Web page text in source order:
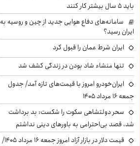
باید ۵ سال بیشتر کار کنند
سامانه‌های دفاع هوایی جدید از چین و روسیه به
ایران رسید؟
ایران شرط عمان را قبول کرد
تنها منشاء شاد بودن در زندگی کشف شد
ایران‌خودرو امروز با قیمت‌های تازه آمد/ جدول
جمعه ۱۶ مرداد ۱۴۰۵
سحر دولتشاهی سکوت را شکست: بد برداشت
شد، قصد بی‌احترامی به باورهای دینی نداشتم
قیمت دلار در بازار آزاد امروز جمعه ۱۶ مرداد ۱۴۰۵/